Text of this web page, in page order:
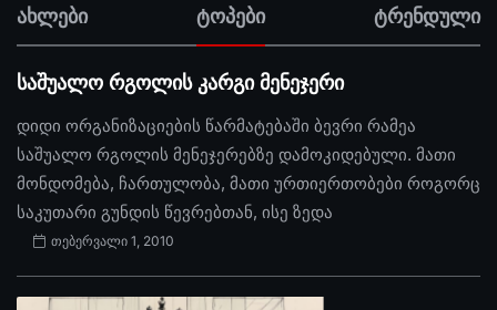
ახლები ტოპები ტრენდული
საშუალო რგოლის კარგი მენეჯერი
დიდი ორგანიზაციების წარმატებაში ბევრი რამეა
საშუალო რგოლის მენეჯერებზე დამოკიდებული. მათი
მონდომება, ჩართულობა, მათი ურთიერთობები როგორც
საკუთარი გუნდის წევრებთან, ისე ზედა
თებერვალი 1, 2010